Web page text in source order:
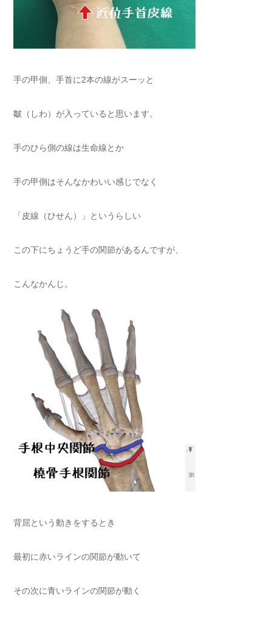
手の甲側、手首に2本の線がスーッと
皺（しわ）が入っていると思います。
手のひら側の線は生命線とか
手の甲側はそんなかわいい感じでなく
「皮線（ひせん）」というらしい
この下にちょうど手の関節があるんですが、
こんなかんじ。
背屈という動きをするとき
最初に赤いラインの関節が動いて
その次に青いラインの関節が動く